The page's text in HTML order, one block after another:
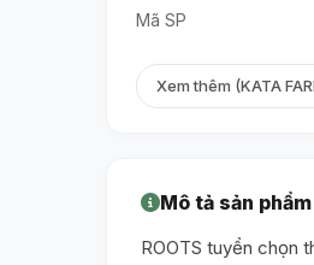
Mã SP
Xem thêm (KATA
Mô tả sản phẩm
ROOTS tuyển chọn